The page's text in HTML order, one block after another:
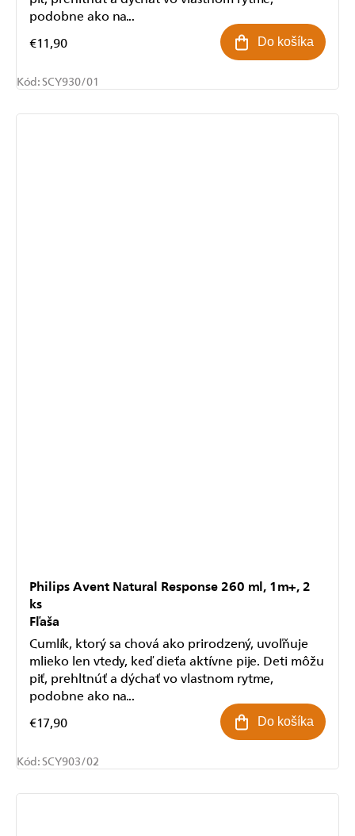
€11,90 Do košíka
podobne ako na...
Kód:SCY930/01
Philips Avent Natural Response 260 ml, 1m+, 2
ks
Fľaša
€17,90 Do košíka
Cumlík, ktorý sa chová ako prirodzený, uvoľňuje
mlieko len vtedy, keď dieťa aktívne pije. Deti môžu
piť, prehltnúť a dýchať vo vlastnom rytme,
podobne ako na...
Kód:SCY903/02